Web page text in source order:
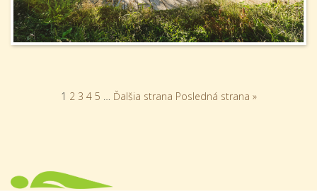
1 2 3 4 5 … Ďalšia strana Posledná strana »